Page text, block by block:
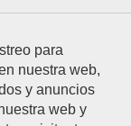
para
nuestra web,
y anuncios
web y